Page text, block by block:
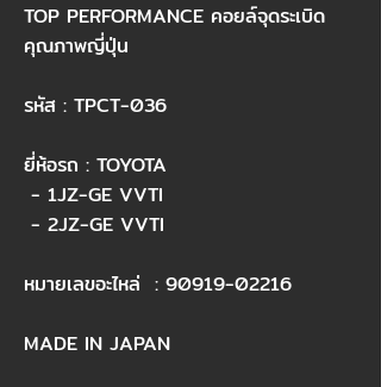
TOP PERFORMANCE คอยล์จุดระเบิด
คุณภาพญี่ปุ่น
รหัส : TPCT-036
ยี่ห้อรถ : TOYOTA
- 1JZ-GE VVTI
- 2JZ-GE VVTI
หมายเลขอะไหล่ ​ : 90919-02216
MADE IN JAPAN